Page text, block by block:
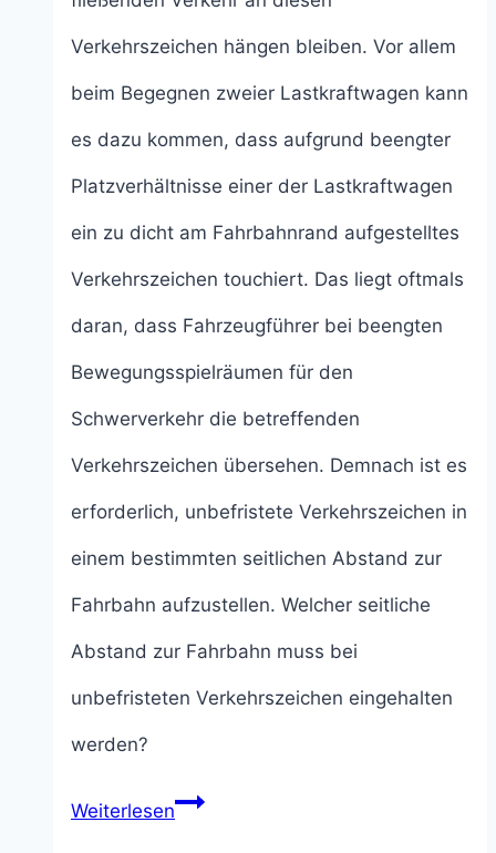
Verkehrszeichen hängen bleiben. Vor allem
beim Begegnen zweier Lastkraftwagen kann
es dazu kommen, dass aufgrund beengter
Platzverhältnisse einer der Lastkraftwagen
ein zu dicht am Fahrbahnrand aufgestelltes
Verkehrszeichen touchiert. Das liegt oftmals
daran, dass Fahrzeugführer bei beengten
Bewegungsspielräumen für den
Schwerverkehr die betreffenden
Verkehrszeichen übersehen. Demnach ist es
erforderlich, unbefristete Verkehrszeichen in
einem bestimmten seitlichen Abstand zur
Fahrbahn aufzustellen. Welcher seitliche
Abstand zur Fahrbahn muss bei
unbefristeten Verkehrszeichen eingehalten
werden?
WeiterlesenSeitlicher